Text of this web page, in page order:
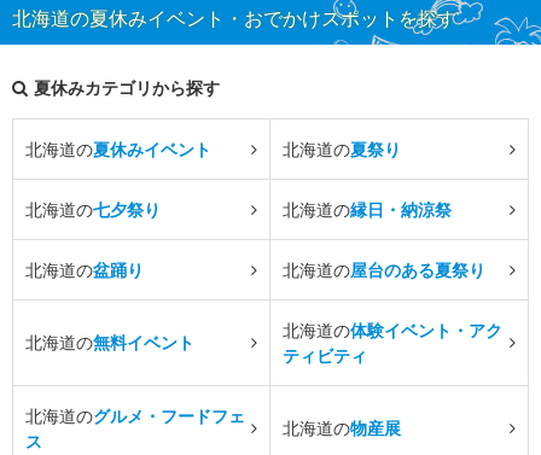
北海道の夏休みイベント・おでかけスポットを探す
夏休みカテゴリから探す
北海道の夏休みイベント 北海道の夏祭り
北海道の七夕祭り 北海道の縁日・納涼祭
北海道の盆踊り 北海道の屋台のある夏祭り
北海道の無料イベント
北海道の体験イベント・アク
ティビティ
北海道のグルメ・フードフェ
ス
北海道の物産展